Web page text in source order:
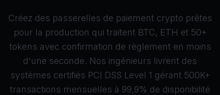
Créez des passerelles de paiement crypto prêtes
pour la production qui traitent BTC, ETH et 50+
tokens avec confirmation de règlement en moins
d'une seconde. Nos ingénieurs livrent des
systèmes certifiés PCI DSS Level 1 gérant 500K+
transactions mensuelles à 99,9% de disponibilité